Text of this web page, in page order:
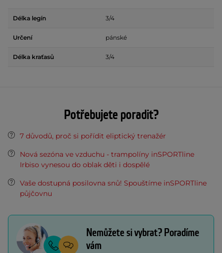
Délka legín 3/4
Určení pánské
Délka kraťasů 3/4
Potřebujete poradit?
7 důvodů, proč si pořídit eliptický trenažér
Nová sezóna ve vzduchu - trampolíny inSPORTline
Irbiso vynesou do oblak děti i dospělé
Vaše dostupná posilovna snů! Spouštíme inSPORTline
půjčovnu
Nemůžete si vybrat? Poradíme
vám